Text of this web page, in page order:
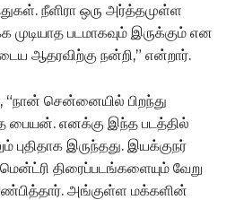
நீளிரா ஒரு அர்த்தமுள்ள
முடியாத படமாகவும் இருக்கும் என
ஆதரவிற்கு நன்றி,” என்றார்.
“நான் சென்னையில் பிறந்து
எனக்கு இந்த படத்தில்
புதிதாக இருந்தது. இயக்குநர்
திரைப்படங்களையும் வேறு
அங்குள்ள மக்களின்